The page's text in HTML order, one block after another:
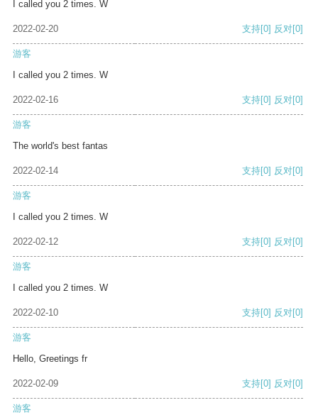
I called you 2 times. W
2022-02-20 支持[0] 反对[0]
游客
I called you 2 times. W
2022-02-16 支持[0] 反对[0]
游客
The world's best fantas
2022-02-14 支持[0] 反对[0]
游客
I called you 2 times. W
2022-02-12 支持[0] 反对[0]
游客
I called you 2 times. W
2022-02-10 支持[0] 反对[0]
游客
Hello, Greetings fr
2022-02-09 支持[0] 反对[0]
游客